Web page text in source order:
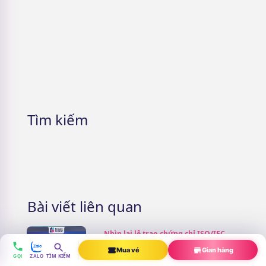
Tìm kiếm
Bài viết liên quan
Nhìn lại lễ trao chứng chỉ ISO/IEC
17024 khóa K01 tại Beauty Summit
2026
Beauty Summit 2026 ,
GỌI ZALO TÌM KIẾM
Mua vé Gian hàng